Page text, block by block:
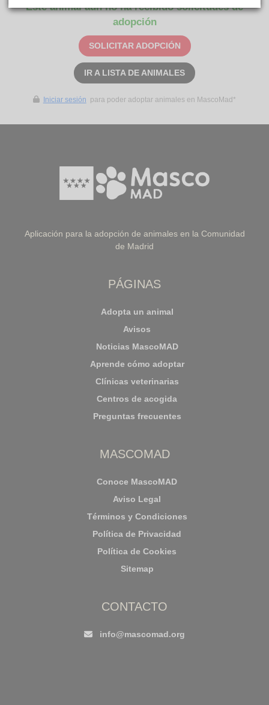
Este animal aún no ha recibido solicitudes de
adopción
SOLICITAR ADOPCIÓN
IR A LISTA DE ANIMALES
Iniciar sesión para poder adoptar animales en MascoMad*
Aplicación para la adopción de animales en la Comunidad
de Madrid
PÁGINAS
Adopta un animal
Avisos
Noticias MascoMAD
Aprende cómo adoptar
Clínicas veterinarias
Centros de acogida
Preguntas frecuentes
MASCOMAD
Conoce MascoMAD
Aviso Legal
Términos y Condiciones
Política de Privacidad
Política de Cookies
Sitemap
CONTACTO
info@mascomad.org